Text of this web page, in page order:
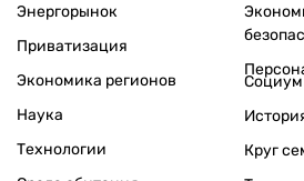
Энергорынок
Приватизация
Экономика регионов
Наука
Технологии
Социум
Круг